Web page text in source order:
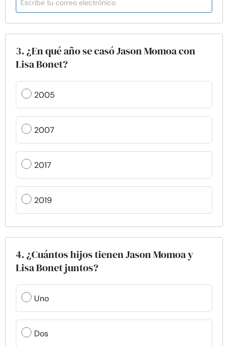
3. ¿En qué año se casó Jason Momoa con
Lisa Bonet?
2005
2007
2017
2019
4. ¿Cuántos hijos tienen Jason Momoa y
Lisa Bonet juntos?
Uno
Dos